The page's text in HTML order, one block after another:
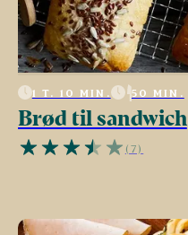
1 T. 10 MIN. 50 MIN.
Brød til sandwich
(7)